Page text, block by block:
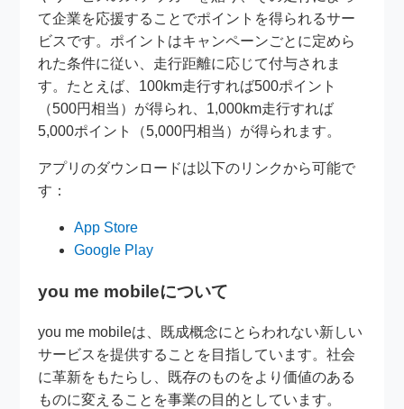
て企業を応援することでポイントを得られるサー
ビスです。ポイントはキャンペーンごとに定めら
れた条件に従い、走行距離に応じて付与されま
す。たとえば、100km走行すれば500ポイント
（500円相当）が得られ、1,000km走行すれば
5,000ポイント（5,000円相当）が得られます。
アプリのダウンロードは以下のリンクから可能で
す：
App Store
Google Play
you me mobileについて
you me mobileは、既成概念にとらわれない新しい
サービスを提供することを目指しています。社会
に革新をもたらし、既存のものをより価値のある
ものに変えることを事業の目的としています。